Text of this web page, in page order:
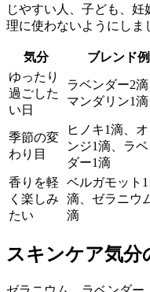
じやすい人、子ども、
理に使わないようにしま
気分 ブレンド例
ゆったり
過ごした
い日
ラベンダー2滴
マンダリン1滴
季節の変
わり目
ヒノキ1滴、オ
ンジ1滴、ラ
ダー1滴
香りを軽
く楽しみ
たい
ベルガモット1
滴、ゼラニウ
滴
スキンケア気分